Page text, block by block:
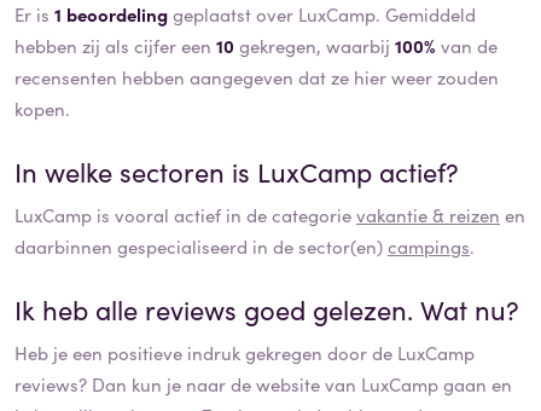
Er is 1 beoordelinggeplaatst over LuxCamp. Gemiddeld
hebben zij als cijfer een 10 gekregen, waarbij 100% van de
recensenten hebben aangegeven dat ze hier weer zouden
kopen.
In welke sectoren is LuxCamp actief?
LuxCamp is vooral actief in de categorievakantie & reizen en
daarbinnen gespecialiseerd in de sector(en)campings.
Ik heb alle reviews goed gelezen. Wat nu?
Heb je een positieve indruk gekregen door de LuxCamp
reviews? Dan kun je naar de website van LuxCampgaan en